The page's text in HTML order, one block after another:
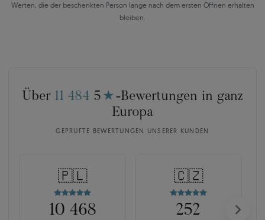
Werten, die der beschenkten Person lange nach dem ersten Öffnen erhalten
bleiben.
Über 11 484 5 ★ -Bewertungen in ganz
Europa
GEPRÜFTE BEWERTUNGEN UNSERER KUNDEN
🇵🇱
10 468
🇨🇿
252